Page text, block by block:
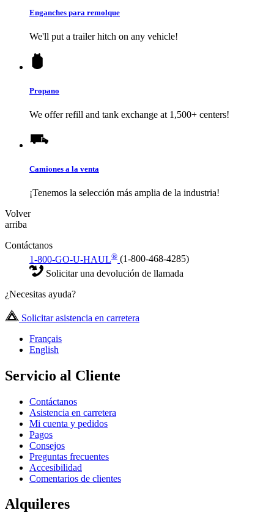
Enganches para remolque
We'll put a trailer hitch on any vehicle!
Propano
We offer refill and tank exchange at 1,500+ centers!
Camiones a la venta
¡Tenemos la selección más amplia de la industria!
Volver
arriba
Contáctanos
1-800-GO-U-HAUL® (1-800-468-4285)
Solicitar una devolución de llamada
¿Necesitas ayuda?
Solicitar asistencia en carretera
Français
English
Servicio al Cliente
Contáctanos
Asistencia en carretera
Mi cuenta y pedidos
Pagos
Consejos
Preguntas frecuentes
Accesibilidad
Comentarios de clientes
Alquileres